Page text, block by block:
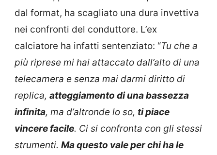
dal format, ha scagliato una dura invettiva
nei confronti del conduttore. L’ex
calciatore ha infatti sentenziato: “Tu che a
più riprese mi hai attaccato dall’alto di una
telecamera e senza mai darmi diritto di
replica, atteggiamento di una bassezza
infinita, ma d’altronde lo so, ti piace
vincere facile. Ci si confronta con gli stessi
strumenti. Ma questo vale per chi ha le